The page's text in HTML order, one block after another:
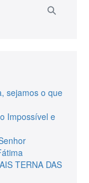
sejamos o que
Impossível e
TERNA DAS